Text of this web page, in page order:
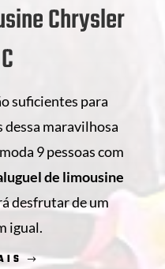
Chrysler
suficientes para
dessa maravilhosa
9 pessoas com
de limousine
desfrutar de um
igual.